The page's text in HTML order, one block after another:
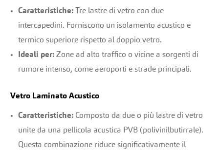
Caratteristiche: Tre lastre di vetro con due
intercapedini. Forniscono un isolamento acustico e
termico superiore rispetto al doppio vetro.
Ideali per: Zone ad alto traffico o vicine a sorgenti di
rumore intenso, come aeroporti e strade principali.
Vetro Laminato Acustico
Caratteristiche: Composto da due o più lastre di vetro
unite da una pellicola acustica PVB (polivinilbutirrale).
Questa combinazione riduce significativamente il